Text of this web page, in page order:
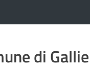
di